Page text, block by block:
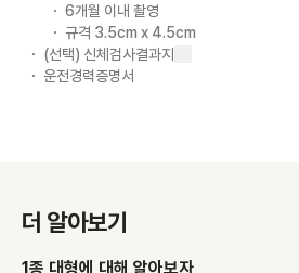
6개월 이내 촬영
규격 3.5cm x 4.5cm
(선택) 신체검사결과지
운전경력증명서
더 알아보기
1종 대형에 대해 알아보자